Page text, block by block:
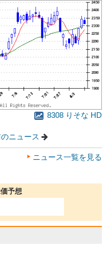
8308 りそな HD
ニュース
ニュース一覧を見る
予想